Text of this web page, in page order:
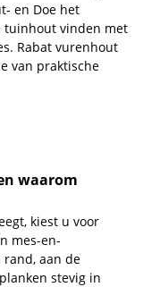
en Doe het
tuinhout vinden met
Rabat vurenhout
van praktische
waarom
kiest u voor
mes-en-
aan de
stevig in